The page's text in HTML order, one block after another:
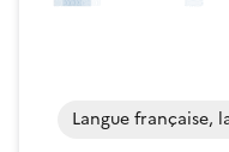
Langue française,